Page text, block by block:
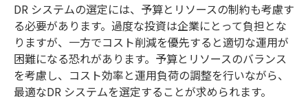
DR システムの選定には、予算とリソースの制約も考慮す
る必要があります。過度な投資は企業にとって負担とな
りますが、一方でコスト削減を優先すると適切な運用が
困難になる恐れがあります。予算とリソースのバランス
を考慮し、コスト効率と運用負荷の調整を行いながら、
最適なDR システムを選定することが求められます。